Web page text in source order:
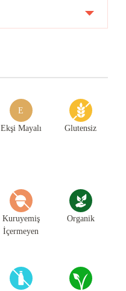
E
Ekşi Mayalı Glutensiz
Kuruyemiş
İçermeyen
Organik